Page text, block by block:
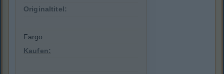
Originaltitel:
Fargo
Kaufen: